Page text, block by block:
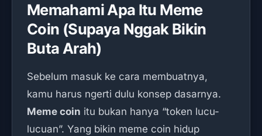
Memahami Apa Itu Meme
Coin (Supaya Nggak Bikin
Buta Arah)
Sebelum masuk ke cara membuatnya,
kamu harus ngerti dulu konsep dasarnya.
Meme coin itu bukan hanya “token lucu-
lucuan”. Yang bikin meme coin hidup